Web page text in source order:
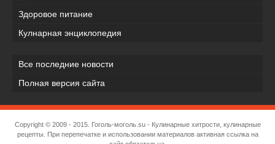
Здоровое питание
Кулнарная энциклопедия
Все последние новости
Полная версия сайта
Copyright © 2009 - 2015. Гоголь-моголь.su- Кулинарные хитрости, кулинарные
рецепты. При перепечатке и использовании материалов активная ссылка на